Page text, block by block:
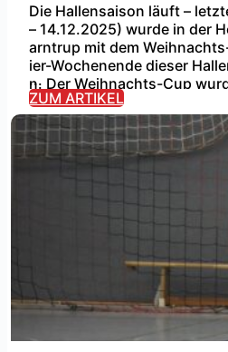
Die Hallensaison läuft –
– 14.12.2025) wurde in der
arntrup mit dem
ier-Wochenende dieser
n. Der Weihnachts-Cup
Hallensaison erstmals
t jeweils ein Turnier für alle
haften (G- bis B-Jugend).
nsatz statt Ergebnis Das
...
ZUM ARTIKEL